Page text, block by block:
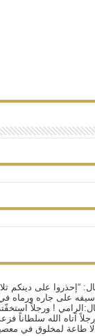
“إحذروا على دينكم
على جاره ورماه
! ورجلاً
آتاه الله سلطاناً
طاعة لمخلوق في